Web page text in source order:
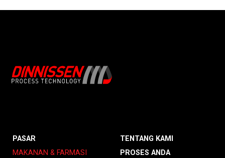
PASAR
MAKANAN & FARMASI
TENTANG KAMI
PROSES ANDA